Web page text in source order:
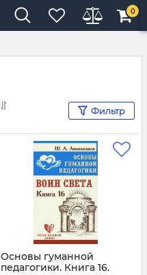
0
Фильтр
Основы гуманной
педагогики. Книга 16.